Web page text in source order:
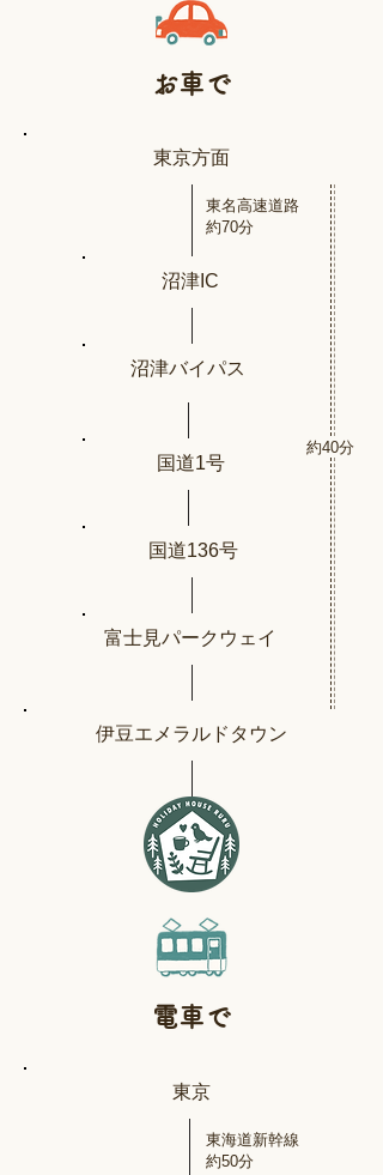
​お車で
東京方面
東名高速道路
​約70分
沼津IC
沼津バイパス
国道1号
国道136号
富士見パークウェイ
約40分
伊豆エメラルドタウン
​電車で
東京
東海道新幹線
​約50分